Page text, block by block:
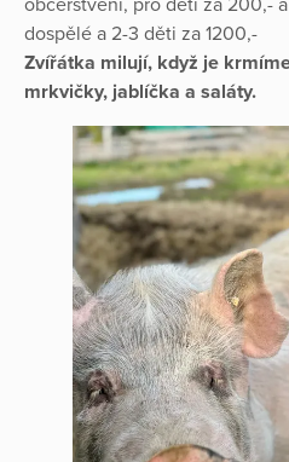
občerstvení, pro děti za 200,-
dospělé a 2-3 děti za 1200,-
Zvířátka milují, když je
mrkvičky, jablíčka a saláty.